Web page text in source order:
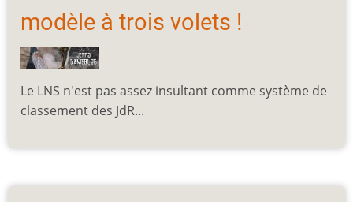
modèle à trois volets !
Le LNS n'est pas assez insultant comme système de
classement des JdR...